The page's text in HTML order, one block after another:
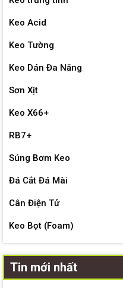
Keo Acid
Keo Tường
Keo Dán Đa Năng
Sơn Xịt
Keo X66+
RB7+
Súng Bơm Keo
Đá Cắt Đá Mài
Cân Điện Tử
Keo Bọt (Foam)
Tin mới nhất